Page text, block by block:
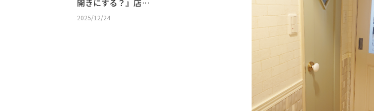
開きにする？』店舗
設計で知っておきた
い玄関ドアのルール
2025/12/24